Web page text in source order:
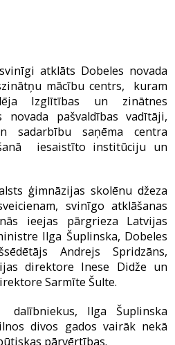
atklāts Dobeles novada
mācību centrs, kuram
Izglītības un zinātnes
pašvaldības vadītāji,
sadarbību saņēma centra
iesaistīto institūciju un
ģimnāzijas skolēnu džeza
svinīgo atklāšanas
ieejas pārgrieza Latvijas
Ilga Šuplinska, Dobeles
Andrejs Spridzāns,
direktore Inese Didže un
Sarmīte Šulte.
Ilga Šuplinska
divos gados vairāk nekā
pārvērtības.